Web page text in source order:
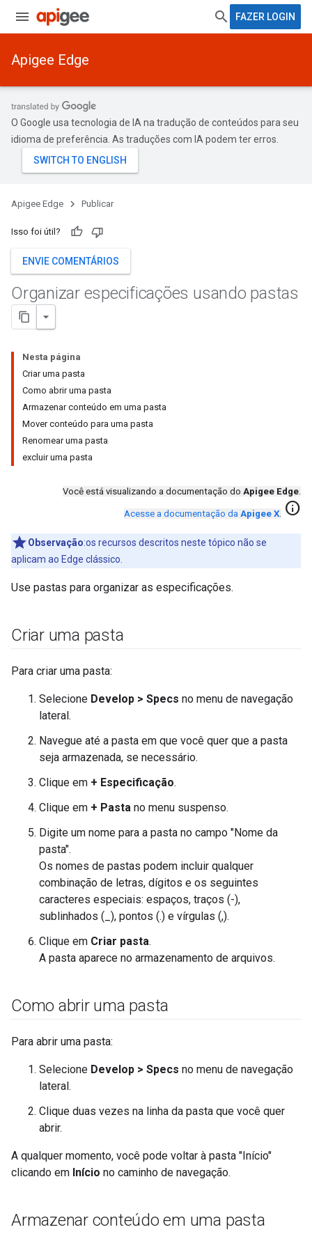
FAZER LOGIN
Apigee Edge
O Google usa tecnologia de IA na tradução de conteúdos para seu
idioma de preferência. As traduções com IA podem ter erros.
Apigee Edge Publicar
Isso foi útil?
ENVIE COMENTÁRIOS
Organizar especificações usando pastas
Nesta página
Criar uma pasta
Como abrir uma pasta
Armazenar conteúdo em uma pasta
Mover conteúdo para uma pasta
Renomear uma pasta
excluir uma pasta
Você está visualizando a documentação do Apigee Edge.
Acesse a documentação da Apigee X. info
Observação:os recursos descritos neste tópico não se
aplicam ao Edge clássico.
Use pastas para organizar as especificações.
Criar uma pasta
Para criar uma pasta:
Selecione Develop > Specs no menu de navegação
lateral.
Navegue até a pasta em que você quer que a pasta
seja armazenada, se necessário.
Clique em + Especificação.
Clique em + Pasta no menu suspenso.
Digite um nome para a pasta no campo "Nome da
pasta".
Os nomes de pastas podem incluir qualquer
combinação de letras, dígitos e os seguintes
caracteres especiais: espaços, traços (-),
sublinhados (_), pontos (.) e vírgulas (,).
Clique em Criar pasta.
A pasta aparece no armazenamento de arquivos.
Como abrir uma pasta
Para abrir uma pasta:
Selecione Develop > Specs no menu de navegação
lateral.
Clique duas vezes na linha da pasta que você quer
abrir.
A qualquer momento, você pode voltar à pasta "Início"
clicando em Início no caminho de navegação.
Armazenar conteúdo em uma pasta